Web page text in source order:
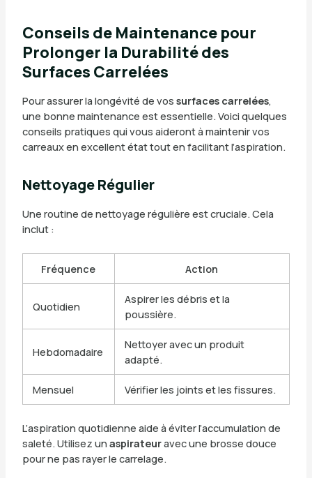
Conseils de Maintenance pour
Prolonger la Durabilité des
Surfaces Carrelées
Pour assurer la longévité de vos surfaces carrelées,
une bonne maintenance est essentielle. Voici quelques
conseils pratiques qui vous aideront à maintenir vos
carreaux en excellent état tout en facilitant l’aspiration.
Nettoyage Régulier
Une routine de nettoyage régulière est cruciale. Cela
inclut :
Fréquence Action
Quotidien
Aspirer les débris et la
poussière.
Hebdomadaire
Nettoyer avec un produit
adapté.
Mensuel Vérifier les joints et les fissures.
L’aspiration quotidienne aide à éviter l’accumulation de
saleté. Utilisez un aspirateuravec une brosse douce
pour ne pas rayer le carrelage.